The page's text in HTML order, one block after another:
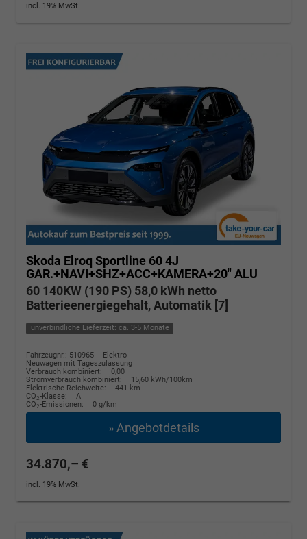
incl. 19% MwSt.
Skoda Elroq Sportline 60 4J
GAR.+NAVI+SHZ+ACC+KAMERA+20" ALU
60 140KW (190 PS) 58,0 kWh netto
Batterieenergiegehalt, Automatik [7]
unverbindliche Lieferzeit: ca. 3-5 Monate
Fahrzeugnr.: 510965
Elektro
Neuwagen mit Tageszulassung
Verbrauch kombiniert:
0,00
Stromverbrauch kombiniert:
15,60 kWh/100km
Elektrische Reichweite:
441 km
CO2-Klasse:
A
CO2-Emissionen: 0 g/km
» Angebotdetails
34.870,– €
incl. 19% MwSt.